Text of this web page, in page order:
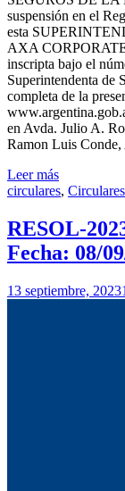
suspensión en el
esta
AXA
inscripta bajo el
Superintendenta de
completa de la
en Avda. Julio A.
Ramon Luis
Leer más
circulares,
RESOL-
Fecha: 08/
13 septiembre, 2023